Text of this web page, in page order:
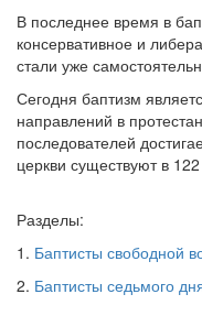
В последнее время в
консервативное и
стали уже
Сегодня баптизм
направлений в
последователей
церкви существуют в
Разделы:
1. Баптисты свободной
2. Баптисты седьмого